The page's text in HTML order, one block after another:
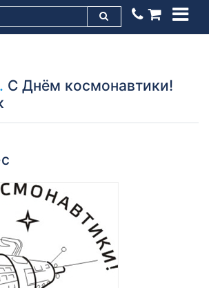
С Днём космонавтики!